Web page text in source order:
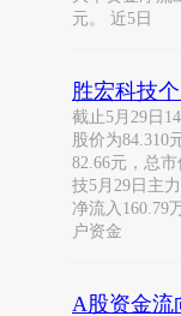
元。 近5日
胜宏科技
截止5月29日
股价为84.310
82.66元，总
技5月29日主
净流入160.79
户资金
A股资金流